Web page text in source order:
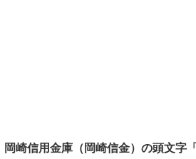
岡崎信用金庫（岡崎信金）の頭文字